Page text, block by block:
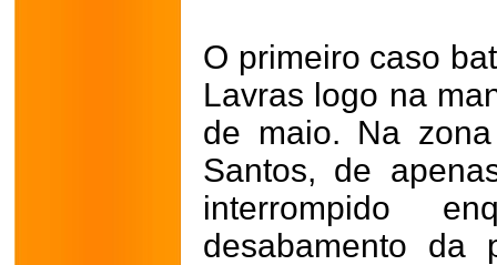
O primeiro caso
Lavras logo na
de maio. Na
Santos, de
interrompido
desabamento da